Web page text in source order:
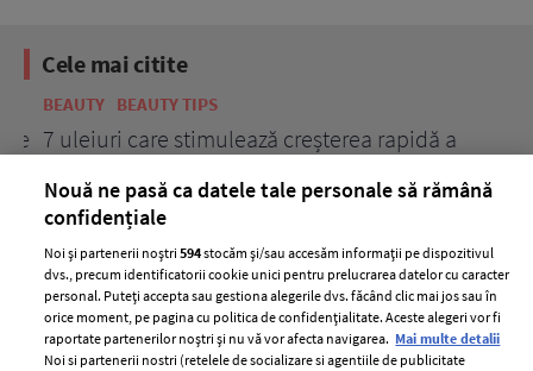
Cele mai citite
BEAUTY BEAUTY TIPS
7 uleiuri care stimulează creșterea rapidă a
Nouă ne pasă ca datele tale personale să rămână
confidențiale
Noi și partenerii noștri594stocăm și/sau accesăm informații pe dispozitivul
dvs., precum identificatorii cookie unici pentru prelucrarea datelor cu caracter
personal. Puteți accepta sau gestiona alegerile dvs. făcând clic mai jos sau în
orice moment, pe pagina cu politica de confidențialitate. Aceste alegeri vor fi
raportate partenerilor noștri și nu vă vor afecta navigarea. Mai multe detalii
Noi si partenerii nostri (retelele de socializare si agentiile de publicitate